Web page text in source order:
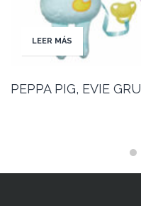
LEER MÁS
PEPPA PIG, EVIE